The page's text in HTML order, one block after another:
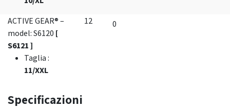
ACTIVE GEAR® –
model: S6120 [
S6121 ]
Taglia :
11/XXL
12
Specificazioni